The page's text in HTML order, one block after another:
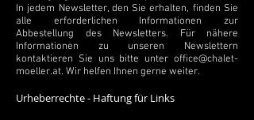
In jedem Newsletter, den Sie erhalten, finden Sie
alle erforderlichen Informationen zur
Abbestellung des Newsletters. Für nähere
Informationen zu unseren Newslettern
kontaktieren Sie uns bitte unter office@chalet-
moeller.at. Wir helfen Ihnen gerne weiter.
Urheberrechte - Haftung für Links